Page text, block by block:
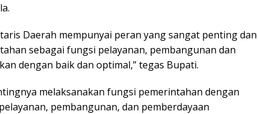
Daerah mempunyai peran yang sangat penting dan
sebagai fungsi pelayanan, pembangunan dan
dengan baik dan optimal,” tegas Bupati.
melaksanakan fungsi pemerintahan dengan
pembangunan, dan pemberdayaan